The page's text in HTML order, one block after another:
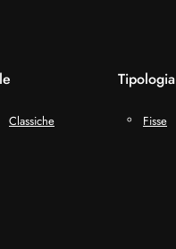
Classiche
Tipologia
Fisse